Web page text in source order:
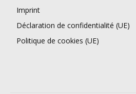
Imprint
Déclaration de confidentialité (UE)
Politique de cookies (UE)